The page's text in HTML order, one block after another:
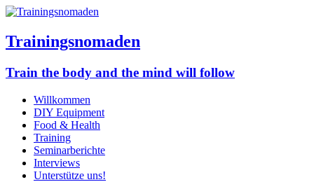
Trainingsnomaden
Train the body and the mind will follow
Willkommen
DIY Equipment
Food & Health
Training
Seminarberichte
Interviews
Unterstütze uns!